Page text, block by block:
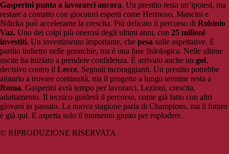
Gasperini punta a lavorarci ancora. Un prestito resta un’ipotesi, ma
restare a contatto con giocatori esperti come Hermoso, Mancini e
Ndicka può accelerarne la crescita. Più delicato il percorso di Robinio
Vaz. Uno dei colpi più onerosi degli ultimi anni, con 25 milioni
investiti. Un investimento importante, che pesa sulle aspettative. È
partito indietro nelle gerarchie, ma è una fase fisiologica. Nelle ultime
uscite ha iniziato a prendere confidenza. È arrivato anche un gol,
decisivo contro il Lecce. Segnali incoraggianti. Un prestito potrebbe
aiutarlo a trovare continuità, ma il progetto a lungo termine resta a
Roma. Gasperini avrà tempo per lavorarci. Lezioni, crescita,
adattamento. Il tecnico guiderà il percorso, come già fatto con altri
giovani in passato. La nuova stagione parla di Champions, ma il futuro
è già qui. E aspetta solo il momento giusto per esplodere.
© RIPRODUZIONE RISERVATA